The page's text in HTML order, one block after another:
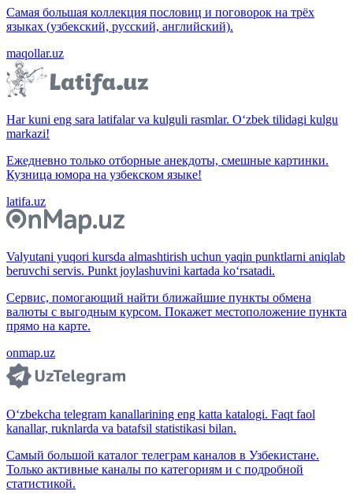
Самая большая коллекция пословиц и поговорок на трёх
языках (узбекский, русский, английский).
maqollar.uz
Har kuni eng sara latifalar va kulguli rasmlar. O‘zbek tilidagi kulgu
markazi!
Ежедневно только отборные анекдоты, смешные картинки.
Кузница юмора на узбекском языке!
latifa.uz
Valyutani yuqori kursda almashtirish uchun yaqin punktlarni aniqlab
beruvchi servis. Punkt joylashuvini kartada ko‘rsatadi.
Сервис, помогающий найти ближайшие пункты обмена
валюты с выгодным курсом. Покажет местоположение пункта
прямо на карте.
onmap.uz
O‘zbekcha telegram kanallarining eng katta katalogi. Faqt faol
kanallar, ruknlarda va batafsil statistikasi bilan.
Самый большой каталог телеграм каналов в Узбекистане.
Только активные каналы по категориям и с подробной
статистикой.